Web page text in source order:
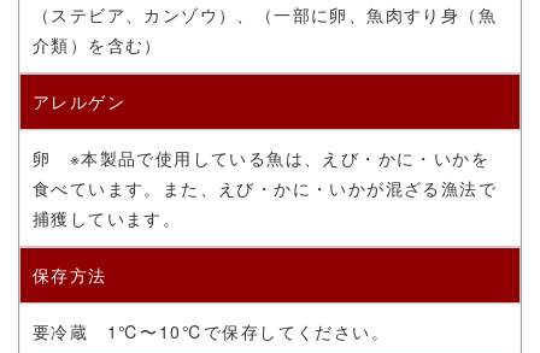
（ステビア、カンゾウ）、（一部に卵、魚肉すり身（魚
介類）を含む）
アレルゲン
卵 ※本製品で使用している魚は、えび・かに・いかを
食べています。また、えび・かに・いかが混ざる漁法で
捕獲しています。
保存方法
要冷蔵 1℃〜10℃で保存してください。